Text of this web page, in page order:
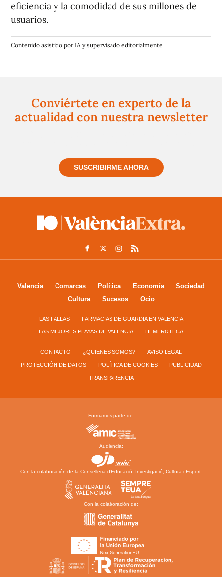
eficiencia y la comodidad de sus millones de
usuarios.
Contenido asistido por IA y supervisado editorialmente
Conviértete en experto de la
actualidad con nuestra newsletter
SUSCRIBIRME AHORA
Valencia Comarcas Política Economía
Sociedad
Cultura
Sucesos Ocio
LAS FALLAS FARMACIAS DE GUARDIA EN VALENCIA
LAS MEJORES PLAYAS DE VALENCIA HEMEROTECA
CONTACTO ¿QUIENES SOMOS? AVISO LEGAL
PROTECCIÓN DE DATOS POLÍTICA DE COOKIES PUBLICIDAD
TRANSPARENCIA
Formamos parte de:
Audiencia:
Con la colaboración de la Conselleria d’Educació, Investigació, Cultura i Esport:
Con la colaboración de: